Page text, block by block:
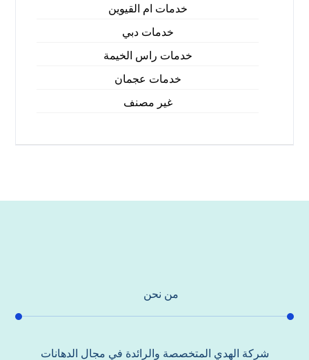
خدمات ام القيوين
خدمات دبي
خدمات راس الخيمة
خدمات عجمان
غير مصنف
من نحن
شركة الهدي المتخصصة والرائدة في مجال الدهانات